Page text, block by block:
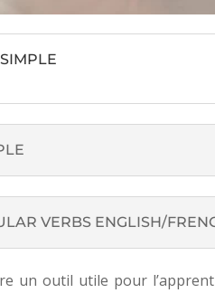
VERBS ENGLISH/
un outil utile pour